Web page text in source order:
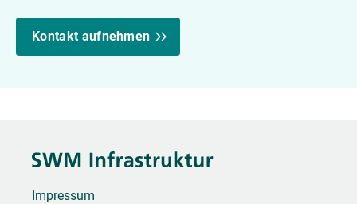
Kontakt aufnehmen
Impressum